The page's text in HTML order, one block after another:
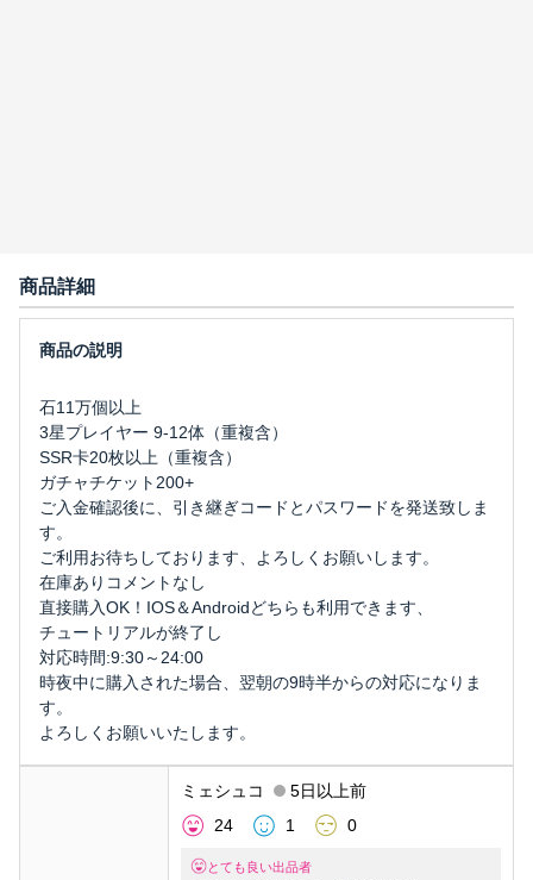
商品詳細
石11万個以上
3星プレイヤー 9-12体（重複含）
SSR卡20枚以上（重複含）
ガチャチケット200+
ご入金確認後に、引き継ぎコードとパスワードを発送致しま
す。
ご利用お待ちしております、よろしくお願いします。
在庫ありコメントなし
直接購入OK！IOS＆Androidどちらも利用できます、
チュートリアルが終了し
対応時間:9:30～24:00
時夜中に購入された場合、翌朝の9時半からの対応になりま
す。
よろしくお願いいたします。
ミェシュコ
5日以上前
24
1 0
とても良い出品者